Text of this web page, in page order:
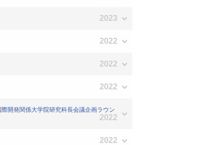
2023
2022
2022
2022
開発関係大学院研究科長会議企画ラウン
2022
2022